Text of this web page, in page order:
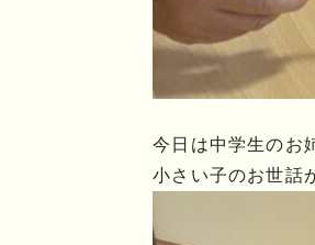
今日は中学生のお
小さい子のお世話